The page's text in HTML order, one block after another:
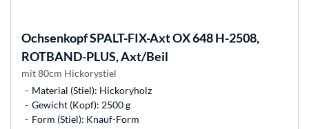
OchsenkopfSPALT-FIX-Axt OX 648 H-2508,
ROTBAND-PLUS, Axt/Beil
mit 80cm Hickorystiel
Material (Stiel): Hickoryholz
Gewicht (Kopf): 2500 g
Form (Stiel): Knauf-Form